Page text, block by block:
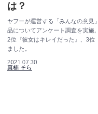
は？
ヤフーが運営する「みんなの意見
品についてアンケート調査を実施
2位『彼女はキレイだった』、3
ました。
2021.07.30
真楠 そら